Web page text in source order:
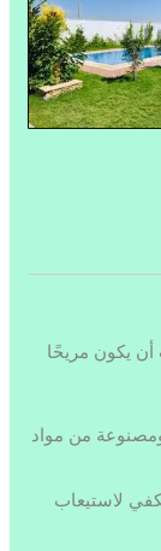
يكون مريحًا
من مواد
لاستيعاب